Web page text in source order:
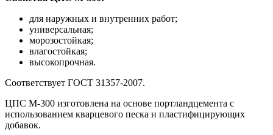
для наружных и внутренних работ;
универсальная;
морозостойкая;
влагостойкая;
высокопрочная.
Соответствует ГОСТ 31357-2007.
ЦПС М-300 изготовлена на основе портландцемента с
использованием кварцевого песка и пластифицирующих
добавок.